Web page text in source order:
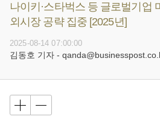
나이키·스타벅스 등 글로벌기업
외시장 공략 집중 [2025년]
2025-08-14 07:00:00
김동호 기자 -